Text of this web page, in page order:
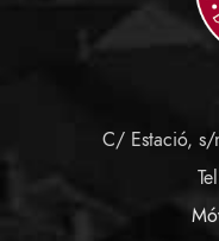
C/ Estació, s/